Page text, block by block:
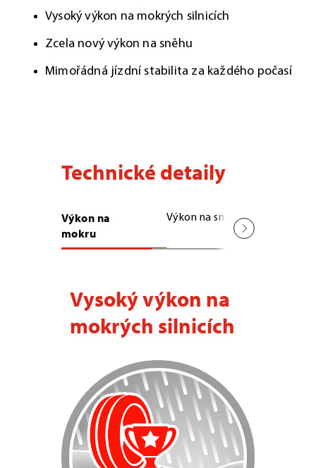
Vysoký výkon na mokrých silnicích
Zcela nový výkon na sněhu
Mimořádná jízdní stabilita za každého počasí
Technické detaily
Výkon na
mokru
Výkon na sněhu
Vysoký výkon na
mokrých silnicích